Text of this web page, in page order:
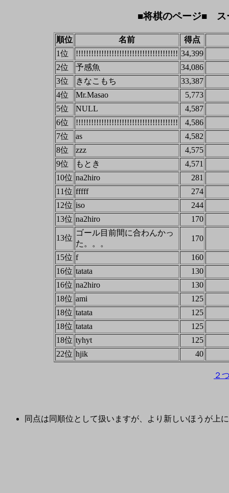
■将棋のページ■ ス
順位 名前
得点
1位
!!!!!!!!!!!!!!!!!!!!!!!!!!!!!!!!!!!!!!!! 34,399
2位
予感魚
34,086
3位
きなこもち
33,387
4位
Mr.Masao
5,773
5位
NULL
4,587
6位
!!!!!!!!!!!!!!!!!!!!!!!!!!!!!!!!!!!!!!!!
4,586
7位
as
4,582
8位
zzz
4,575
9位
もとき
4,571
10位 na2hiro
281
11位 fffff
274
12位 iso
244
13位 na2hiro 170
13位
ゴール目前間に合わんかっ
た。。。
170
15位 f
160
16位 tatata
130
16位 na2hiro
130
18位 ami
125
18位 tatata
125
18位 tatata
125
18位 tyhyt
125
22位 hjik 40
２
同点は同順位として扱いますが、より新しいほうが上